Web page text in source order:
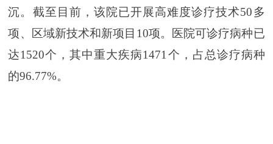
沉。截至目前，该院已开展高难度诊疗技术50多
项、区域新技术和新项目10项。医院可诊疗病种已
达1520个，其中重大疾病1471个，占总诊疗病种
的96.77%。